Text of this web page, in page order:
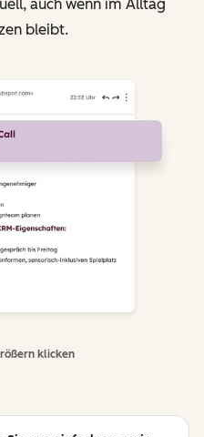
auch wenn im Alltag
bleibt.
klicken